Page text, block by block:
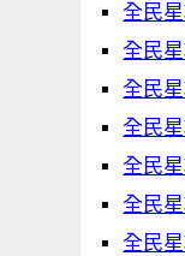
全民
全民
全民
全民
全民
全民
全民